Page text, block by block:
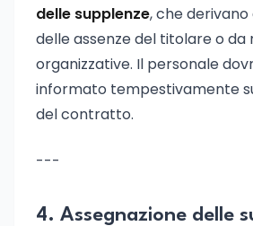
delle supplenze, che
delle assenze del titolare o da
organizzative. Il personale
informato tempestivamente
del contratto.
---
4. Assegnazione delle